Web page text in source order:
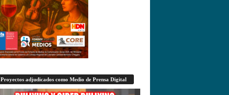
Proyectos adjudicados como Medio de Prensa Digital